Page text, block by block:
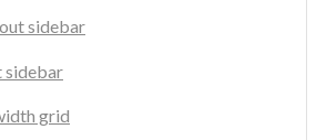
sidebar
sidebar
grid